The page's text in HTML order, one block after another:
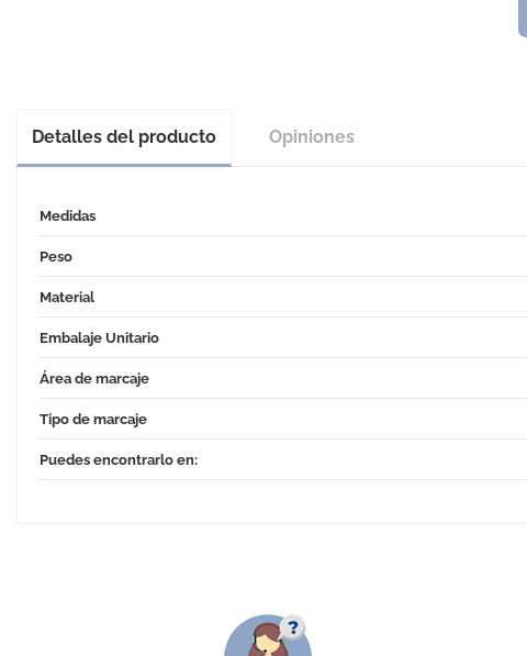
Detalles del producto Opiniones
Medidas
Peso
Material
Embalaje Unitario
Área de marcaje
Tipo de marcaje
Puedes encontrarlo en: